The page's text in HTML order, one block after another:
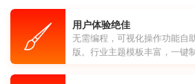
用户体验绝佳
无需编程，可视化操作功能自
版。行业主题模板丰富，一键